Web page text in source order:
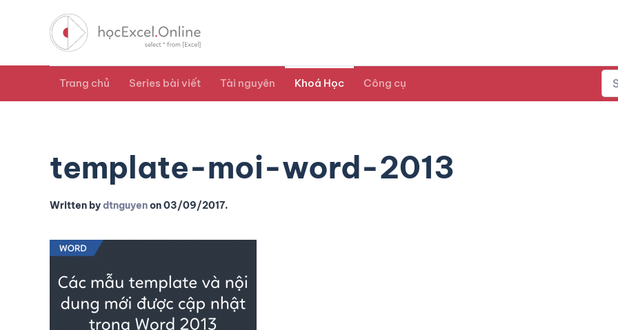
Trang chủ Series bài viết Tài nguyên Khoá Học Công cụ
template-moi-word-2013
Written bydtnguyenon03/09/2017.